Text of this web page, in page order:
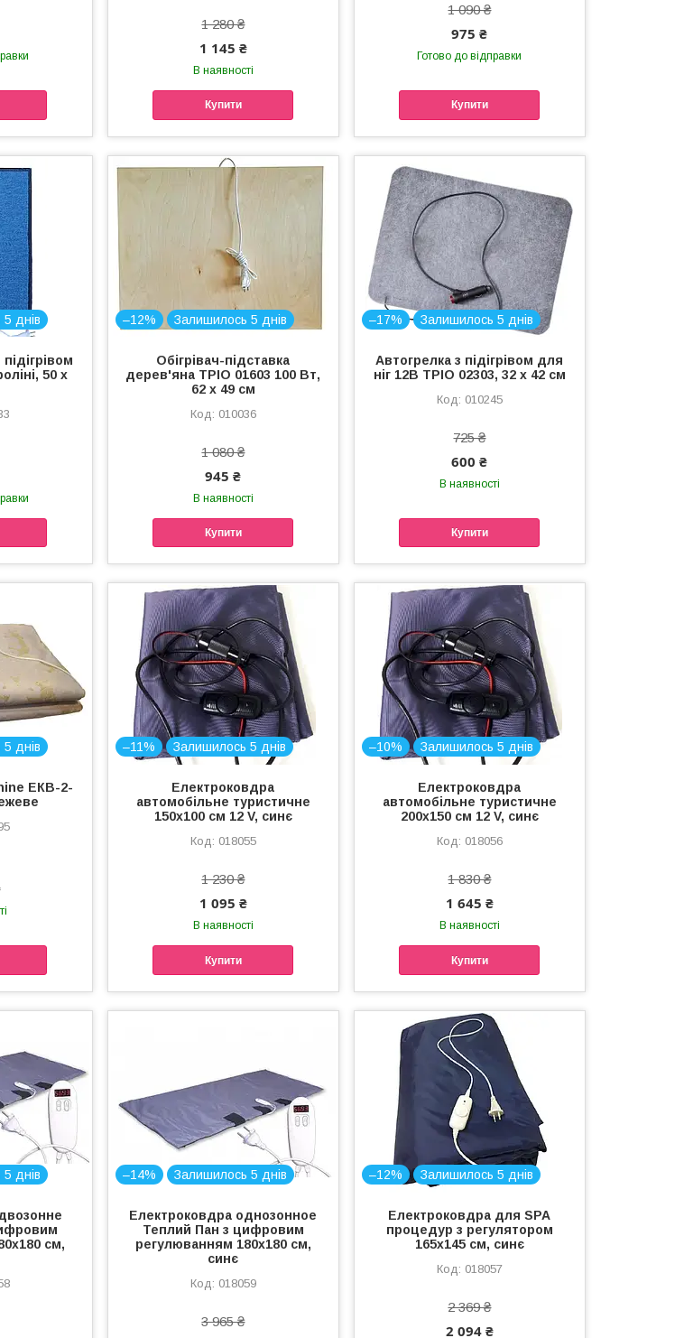
1 280 ₴
1 145 ₴
В наявності
Купити
1 090 ₴
975 ₴
Готово до відправки
Купити
днів
50 х
–12% Залишилось 5 днів
Обігрівач-підставка
дерев'яна ТРІО 01603 100 Вт,
62 х 49 см
010036
1 080 ₴
945 ₴
В наявності
Купити
–17% Залишилось 5 днів
Автогрелка з підігрівом для
ніг 12В ТРІО 02303, 32 х 42 см
010245
725 ₴
600 ₴
В наявності
Купити
днів
ЕКВ-2-
–11% Залишилось 5 днів
Електроковдра
автомобільне туристичне
150х100 см 12 V, синє
018055
1 230 ₴
1 095 ₴
В наявності
Купити
–10% Залишилось 5 днів
Електроковдра
автомобільне туристичне
200х150 см 12 V, синє
018056
1 830 ₴
1 645 ₴
В наявності
Купити
днів
см,
–14% Залишилось 5 днів
Електроковдра однозонное
Теплий Пан з цифровим
регулюванням 180x180 см,
синє
018059
3 965 ₴
–12% Залишилось 5 днів
Електроковдра для SPA
процедур з регулятором
165x145 см, синє
018057
2 369 ₴
2 094 ₴